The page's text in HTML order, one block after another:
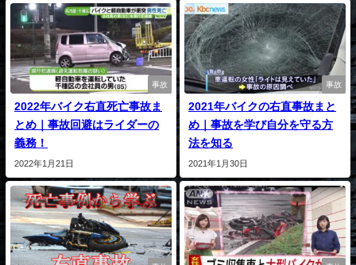
事故
2022年バイク右直死亡事故ま
とめ｜事故回避はライダーの
義務！
2022年1月21日
事故
2021年バイクの右直事故まと
め｜事故を学び自分を守る方
法を知る
2021年1月30日